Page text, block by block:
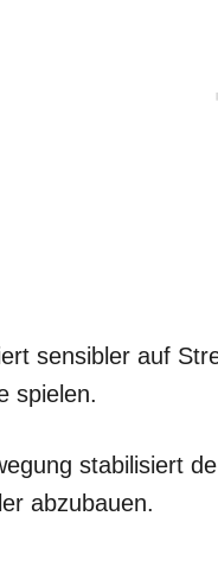
sensibler auf
spielen.
stabilisiert
abzubauen.